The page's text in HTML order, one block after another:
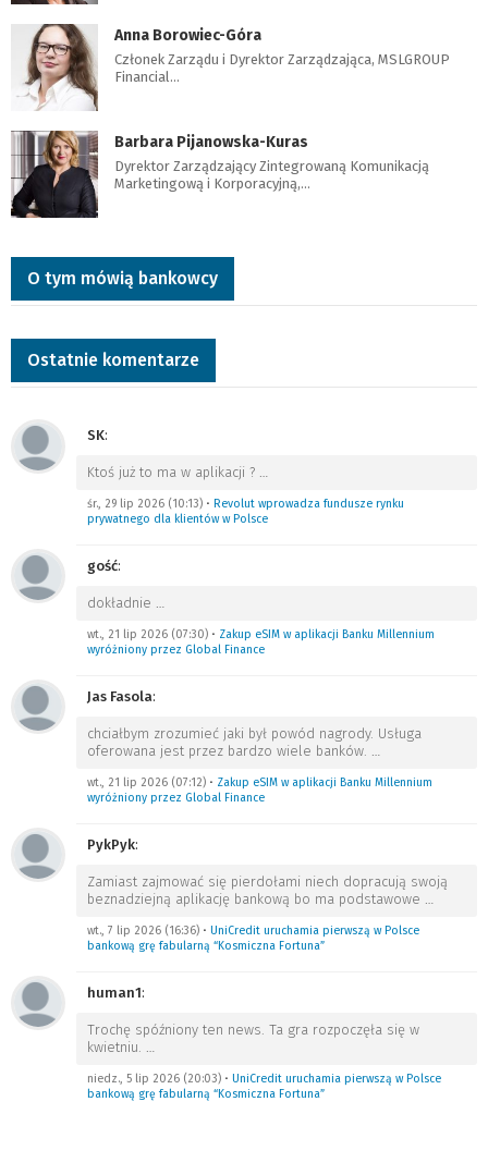
Anna Borowiec-Góra
Członek Zarządu i Dyrektor Zarządzająca, MSLGROUP
Financial…
Barbara Pijanowska-Kuras
Dyrektor Zarządzający Zintegrowaną Komunikacją
Marketingową i Korporacyjną,…
O tym mówią bankowcy
Ostatnie komentarze
SK:
Ktoś już to ma w aplikacji ? …
śr., 29 lip 2026 (10:13) • Revolut wprowadza fundusze rynku
prywatnego dla klientów w Polsce
gość:
dokładnie …
wt., 21 lip 2026 (07:30) • Zakup eSIM w aplikacji Banku Millennium
wyróżniony przez Global Finance
Jas Fasola:
chciałbym zrozumieć jaki był powód nagrody. Usługa
oferowana jest przez bardzo wiele banków. …
wt., 21 lip 2026 (07:12) • Zakup eSIM w aplikacji Banku Millennium
wyróżniony przez Global Finance
PykPyk:
Zamiast zajmować się pierdołami niech dopracują swoją
beznadziejną aplikację bankową bo ma podstawowe …
wt., 7 lip 2026 (16:36) • UniCredit uruchamia pierwszą w Polsce
bankową grę fabularną “Kosmiczna Fortuna”
human1:
Trochę spóźniony ten news. Ta gra rozpoczęła się w
kwietniu. …
niedz., 5 lip 2026 (20:03) • UniCredit uruchamia pierwszą w Polsce
bankową grę fabularną “Kosmiczna Fortuna”